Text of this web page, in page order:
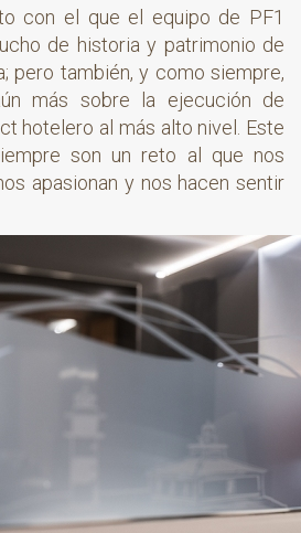
con el que el equipo de PF1
de historia y patrimonio de
pero también, y como siempre,
más sobre la ejecución de
hotelero al más alto nivel. Este
son un reto al que nos
apasionan y nos hacen sentir